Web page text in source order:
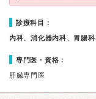
診療科目：
内科、消化器内科、胃腸
専門医・資格：
肝臓専門医